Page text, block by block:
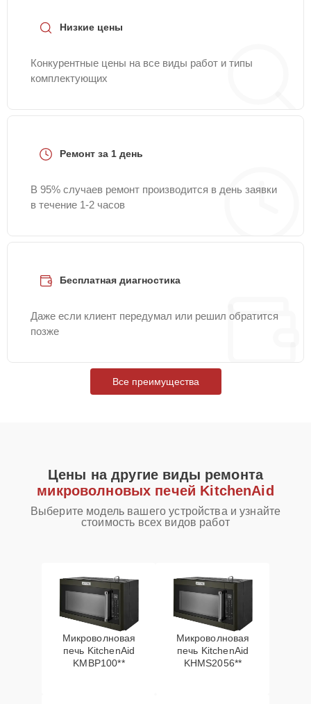
Низкие цены
Конкурентные цены на все виды работ и типы
комплектующих
Ремонт за 1 день
В 95% случаев ремонт производится в день заявки
в течение 1-2 часов
Бесплатная диагностика
Даже если клиент передумал или решил обратится
позже
Все преимущества
Цены на другие виды ремонта
микроволновых печей KitchenAid
Выберите модель вашего устройства и узнайте
стоимость всех видов работ
Микроволновая
печь KitchenAid
KMBP100**
Микроволновая
печь KitchenAid
KHMS2056**